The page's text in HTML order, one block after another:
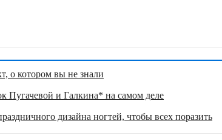
о котором вы не знали
Пугачевой и Галкина* на самом деле
дизайна ногтей, чтобы всех поразить